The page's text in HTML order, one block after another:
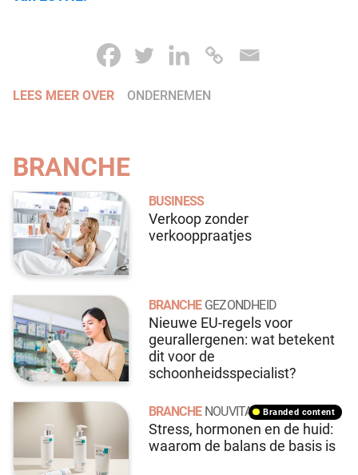
LEES MEER OVER ONDERNEMEN
BRANCHE
BUSINESS
Verkoop zonder
verkooppraatjes
BRANCHE GEZONDHEID
Nieuwe EU-regels voor
geurallergenen: wat betekent
dit voor de
schoonheidsspecialist?
branded content
BRANCHE NOUVITAL
Stress, hormonen en de huid:
waarom de balans de basis is